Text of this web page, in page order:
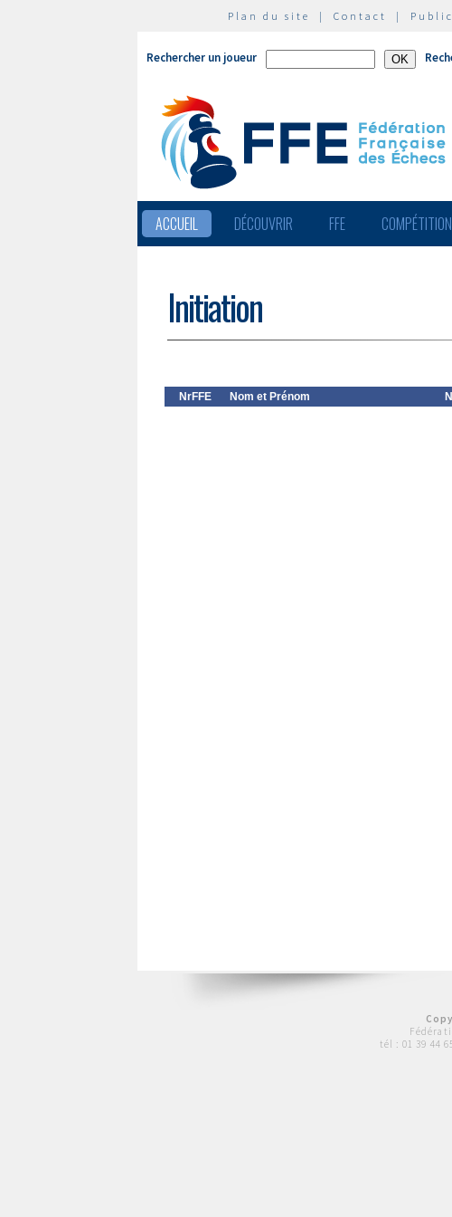
Plan du site | Contact |
Rechercher un joueur
ACCUEIL DÉCOUVRIR FFE
Initiation
NrFFE Nom et Prénom
tél : 01 39 44